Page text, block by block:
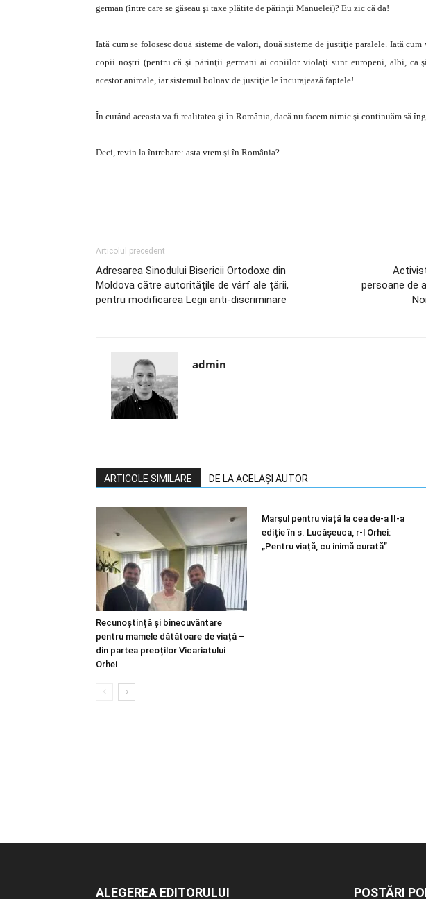
german (între care se găseau şi taxe plătite de părinţii Manuelei)? Eu zic că da!
Iată cum se folosesc două sisteme de valori, două sisteme de justiţie paralele. Iată
copii noştri (pentru că şi părinţii germani ai copiilor violaţi sunt europeni, albi, ca
acestor animale, iar sistemul bolnav de justiţie le încurajează faptele!
În curând aceasta va fi realitatea şi în România, dacă nu facem nimic şi continuăm să
Deci, revin la întrebare: asta vrem şi în România?
Articolul precedent
Adresarea Sinodului Bisericii Ortodoxe din
Moldova către autoritățile de vârf ale țării,
pentru modificarea Legii anti-discriminare
persoane de
admin
ARTICOLE SIMILARE DE LA ACELAȘI AUTOR
Recunoștință și binecuvântare
pentru mamele dătătoare de viață –
din partea preoților Vicariatului
Orhei
Marșul pentru viață la cea de-a II-a
ediție în s. Lucășeuca, r-l Orhei:
„Pentru viață, cu inimă curată”
ALEGEREA EDITORULUI POSTĂRI